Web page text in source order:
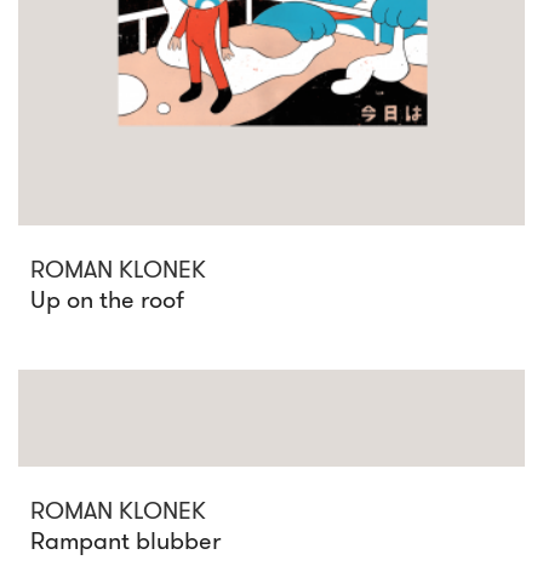
ROMAN KLONEK
Up on the roof
ROMAN KLONEK
Rampant blubber